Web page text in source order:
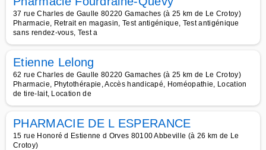
37 rue Charles de Gaulle 80220 Gamaches (à 25 km de Le Crotoy)
Pharmacie, Retrait en magasin, Test antigénique, Test antigénique
sans rendez-vous, Test a
Etienne Lelong
62 rue Charles de Gaulle 80220 Gamaches (à 25 km de Le Crotoy)
Pharmacie, Phytothérapie, Accès handicapé, Homéopathie, Location
de tire-lait, Location de
PHARMACIE DE L ESPERANCE
15 rue Honoré d Estienne d Orves 80100 Abbeville (à 26 km de Le
Crotoy)